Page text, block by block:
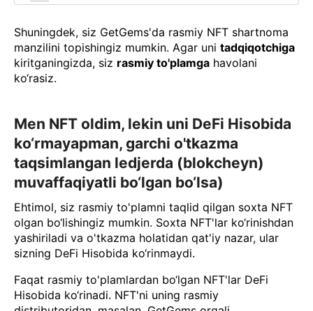
Shuningdek, siz GetGems'da rasmiy NFT shartnoma
manzilini topishingiz mumkin. Agar uni tadqiqotchiga
kiritganingizda, siz rasmiy to'plamga havolani
ko‘rasiz.
Men NFT oldim, lekin uni DeFi Hisobida
ko‘rmayapman, garchi o'tkazma
taqsimlangan ledjerda (blokcheyn)
muvaffaqiyatli bo‘lgan bo‘lsa)
Ehtimol, siz rasmiy to'plamni taqlid qilgan soxta NFT
olgan bo‘lishingiz mumkin. Soxta NFT'lar ko‘rinishdan
yashiriladi va o'tkazma holatidan qat'iy nazar, ular
sizning DeFi Hisobida ko‘rinmaydi.
Faqat rasmiy to'plamlardan bo‘lgan NFT'lar DeFi
Hisobida ko‘rinadi. NFT'ni uning rasmiy